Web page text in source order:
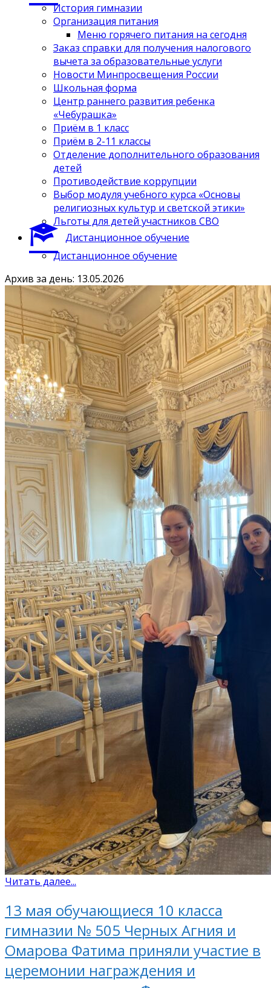
История гимназии
Организация питания
Меню горячего питания на сегодня
Заказ справки для получения налогового
вычета за образовательные услуги
Новости Минпросвещения России
Школьная форма
Центр раннего развития ребенка
«Чебурашка»
Приём в 1 класс
Приём в 2-11 классы
Отделение дополнительного образования
детей
Противодействие коррупции
Выбор модуля учебного курса «Основы
религиозных культур и светской этики»
Льготы для детей участников СВО
Дистанционное обучение
Дистанционное обучение
Архив за день: 13.05.2026
Читать далее...
13 мая обучающиеся 10 класса
гимназии № 505 Черных Агния и
Омарова Фатима приняли участие в
церемонии награждения и